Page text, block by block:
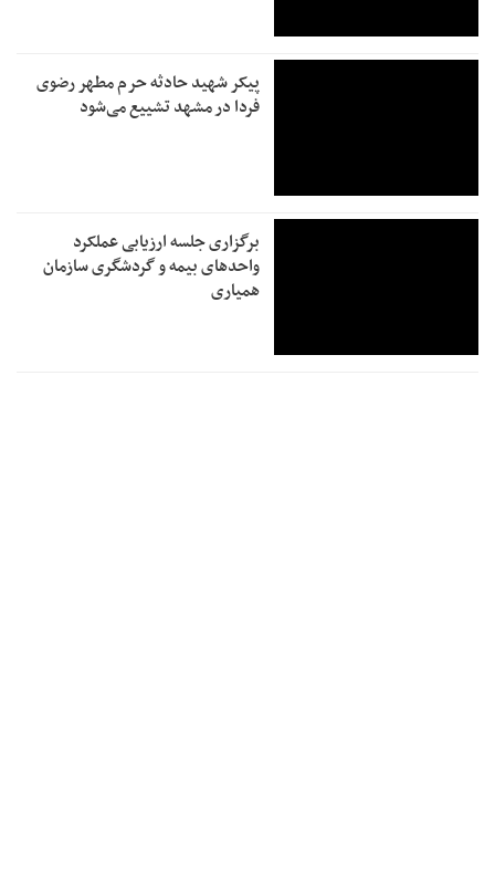
پیکر شهید حادثه حرم مطهر رضوی
فردا در مشهد تشییع می‌شود
برگزاری جلسه ارزیابی عملکرد
واحدهای بیمه و گردشگری سازمان
همیاری